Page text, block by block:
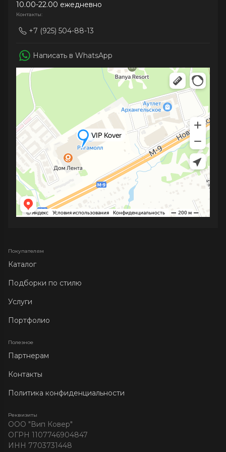
10.00-22.00 ежедневно
Контакты:
+7 (925) 504-88-13
Написать в WhatsApp
Покупателям
Каталог
Подборки по стилю
Услуги
Портфолио
Полезное
Партнерам
Контакты
Политика конфиденциальности
Реквизиты
ООО "Вип Ковер"
ОГРН 1107746904847
ИНН 7703731448